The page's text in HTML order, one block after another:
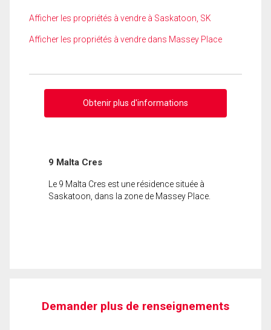
Afficher les propriétés à vendre à Saskatoon, SK
Afficher les propriétés à vendre dans Massey Place
Obtenir plus d'informations
9 Malta Cres
Le 9 Malta Cres est une résidence située à
Saskatoon, dans la zone de Massey Place.
Demander plus de renseignements